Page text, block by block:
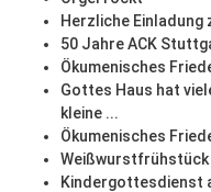
Herzliche Einladung
50 Jahre ACK
Ökumenisches
Gottes Haus hat
kleine ...
Ökumenisches
Kindergottesdienst